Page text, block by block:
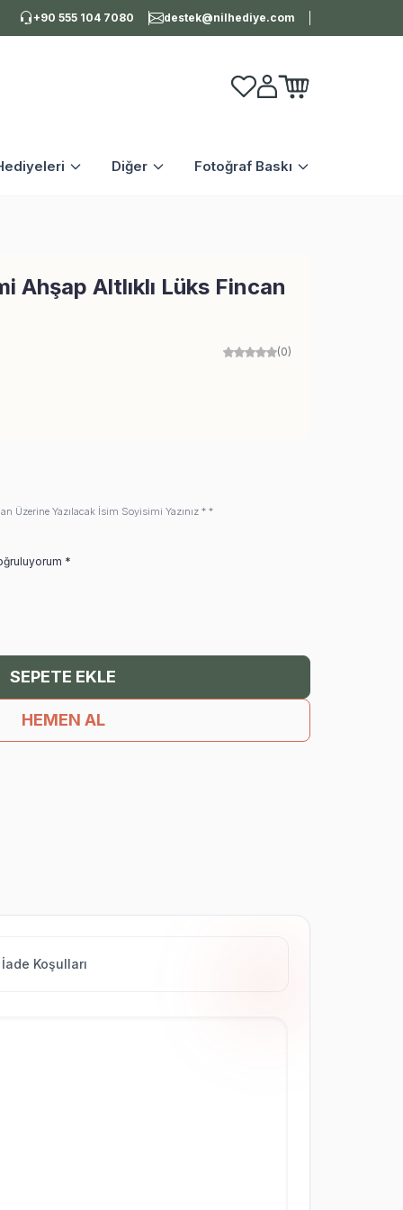
+90 555 104 7080 destek@nilhediye.com
Favorilerim
Hesabım
Sepetim
Diğer Fotoğraf Baskı
Ahşap Altlıklı Lüks Fincan
(0)
Üzerine Yazılacak İsim Soyisimi Yazınız * *
*
SEPETE EKLE
HEMEN AL
İade Koşulları